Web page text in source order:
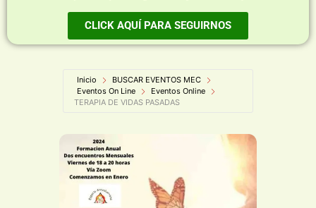
CLICK AQUÍ PARA SEGUIRNOS
Inicio
BUSCAR EVENTOS MEC
Eventos On Line
Eventos Online
TERAPIA DE VIDAS PASADAS